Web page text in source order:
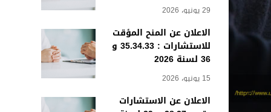
29 يونيو، 2026
الاعلان عن المنح المؤقت
للاستشارات : 35.34.33 و
36 لسنة 2026
15 يونيو، 2026
الاعلان عن الاستشارات